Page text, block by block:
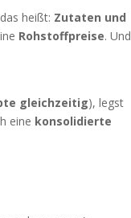
heißt: Zutaten und
Rohstoffpreise. Und
gleichzeitig), legst
eine konsolidierte